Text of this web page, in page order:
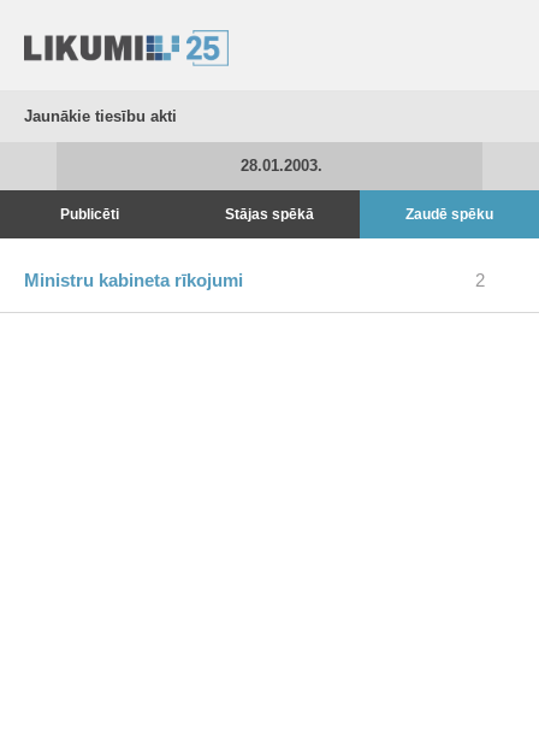
Jaunākie tiesību akti
28.01.2003.
Publicēti Stājas spēkā Zaudē spēku
Ministru kabineta rīkojumi 2